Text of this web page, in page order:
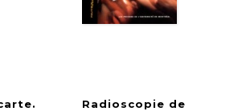
Radioscopie de